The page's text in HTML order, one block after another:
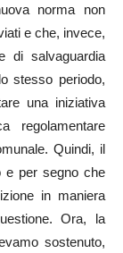
norma non
e che, invece,
di salvaguardia
stesso periodo,
una iniziativa
regolamentare
Quindi, il
e per segno che
in maniera
Ora, la
sostenuto,